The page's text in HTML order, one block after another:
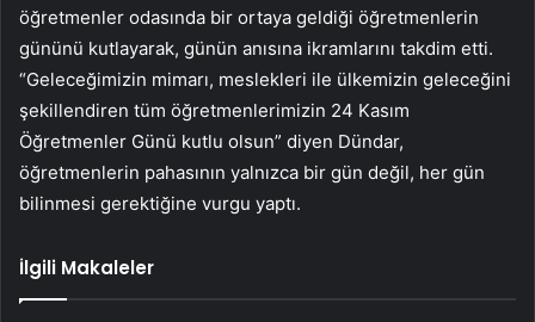
öğretmenler odasında bir ortaya geldiği öğretmenlerin
gününü kutlayarak, günün anısına ikramlarını takdim etti.
“Geleceğimizin mimarı, meslekleri ile ülkemizin geleceğini
şekillendiren tüm öğretmenlerimizin 24 Kasım
Öğretmenler Günü kutlu olsun” diyen Dündar,
öğretmenlerin pahasının yalnızca bir gün değil, her gün
bilinmesi gerektiğine vurgu yaptı.
İlgili Makaleler